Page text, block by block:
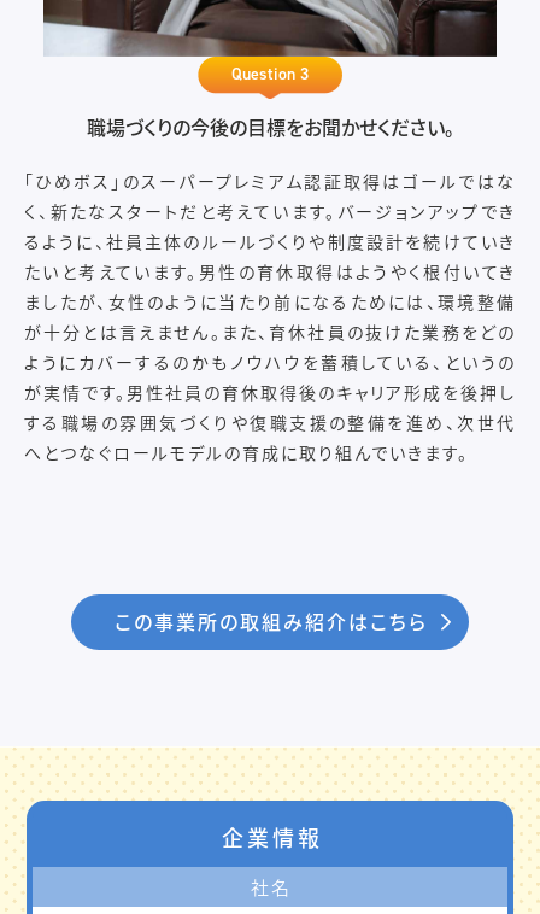
Question 3
職場づくりの今後の目標をお聞かせください。
「ひめボス」のスーパープレミアム認証取得はゴールではな
く、新たなスタートだと考えています。バージョンアップでき
るように、社員主体のルールづくりや制度設計を続けていき
たいと考えています。男性の育休取得はようやく根付いてき
ましたが、女性のように当たり前になるためには、環境整備
が十分とは言えません。また、育休社員の抜けた業務をどの
ようにカバーするのかもノウハウを蓄積している、というの
が実情です。男性社員の育休取得後のキャリア形成を後押し
する職場の雰囲気づくりや復職支援の整備を進め、次世代
へとつなぐロールモデルの育成に取り組んでいきます。
この事業所の取組み紹介はこちら
企業情報
社名